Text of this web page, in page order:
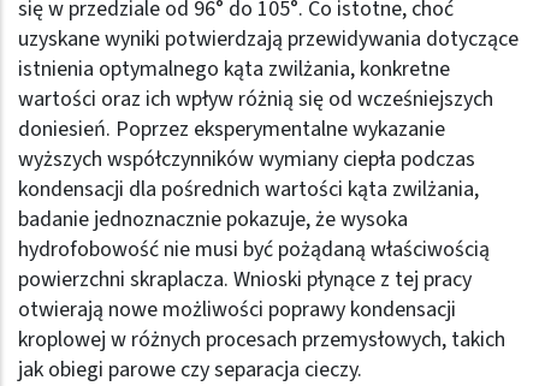
się w przedziale od 96° do 105°. Co istotne, choć
uzyskane wyniki potwierdzają przewidywania dotyczące
istnienia optymalnego kąta zwilżania, konkretne
wartości oraz ich wpływ różnią się od wcześniejszych
doniesień. Poprzez eksperymentalne wykazanie
wyższych współczynników wymiany ciepła podczas
kondensacji dla pośrednich wartości kąta zwilżania,
badanie jednoznacznie pokazuje, że wysoka
hydrofobowość nie musi być pożądaną właściwością
powierzchni skraplacza. Wnioski płynące z tej pracy
otwierają nowe możliwości poprawy kondensacji
kroplowej w różnych procesach przemysłowych, takich
jak obiegi parowe czy separacja cieczy.